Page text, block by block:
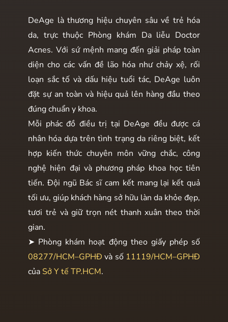
DeAge là thương hiệu chuyên sâu về trẻ hóa
da, trực thuộc Phòng khám Da liễu Doctor
Acnes. Với sứ mệnh mang đến giải pháp toàn
diện cho các vấn đề lão hóa như chảy xệ, rối
loạn sắc tố và dấu hiệu tuổi tác, DeAge luôn
đặt sự an toàn và hiệu quả lên hàng đầu theo
đúng chuẩn y khoa.
Mỗi phác đồ điều trị tại DeAge đều được cá
nhân hóa dựa trên tình trạng da riêng biệt, kết
hợp kiến thức chuyên môn vững chắc, công
nghệ hiện đại và phương pháp khoa học tiên
tiến. Đội ngũ Bác sĩ cam kết mang lại kết quả
tối ưu, giúp khách hàng sở hữu làn da khỏe đẹp,
tươi trẻ và giữ trọn nét thanh xuân theo thời
gian.
➤ Phòng khám hoạt động theo giấy phép số
08277/HCM–GPHĐ và số 11119/HCM–GPHĐ
của Sở Y tế TP.HCM.